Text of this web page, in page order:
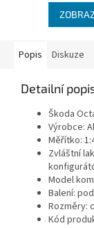
Popis Diskuze
Detailní
Škoda
Výrobce:
Měřítko:
Zvláštní
Model
Balení:
Rozměry:
Kód